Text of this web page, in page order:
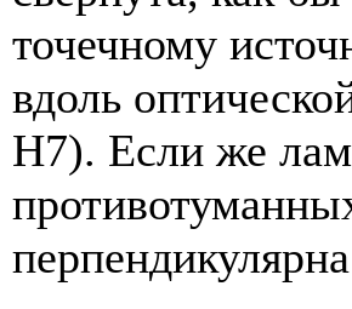
точечному
вдоль
H7). Если же